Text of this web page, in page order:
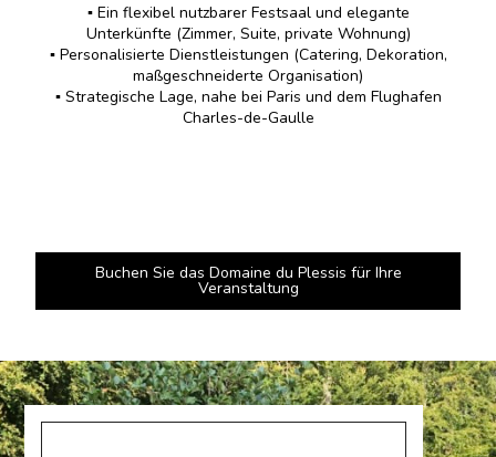
▪️ Ein flexibel nutzbarer Festsaal und elegante
Unterkünfte (Zimmer, Suite, private Wohnung)
▪️ Personalisierte Dienstleistungen (Catering, Dekoration,
maßgeschneiderte Organisation)
▪️ Strategische Lage, nahe bei Paris und dem Flughafen
Charles-de-Gaulle
Buchen Sie das Domaine du Plessis für Ihre
Veranstaltung